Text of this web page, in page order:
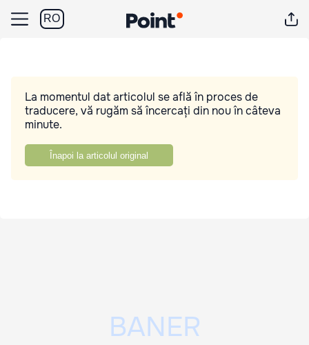
RO
La momentul dat articolul se află în proces de
traducere, vă rugăm să încercați din nou în câteva
minute.
Înapoi la articolul original